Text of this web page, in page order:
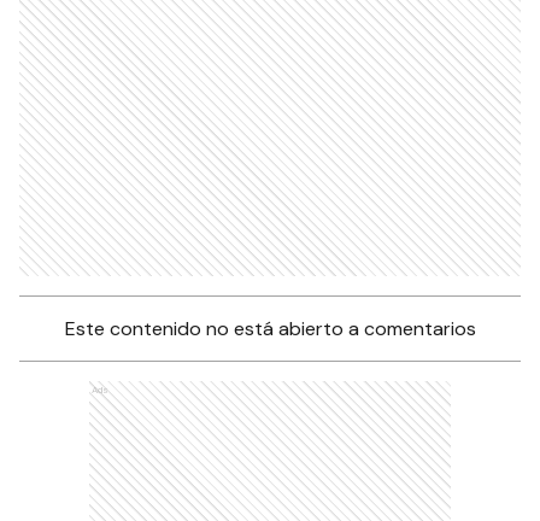
Este contenido no está abierto a comentarios
Ads